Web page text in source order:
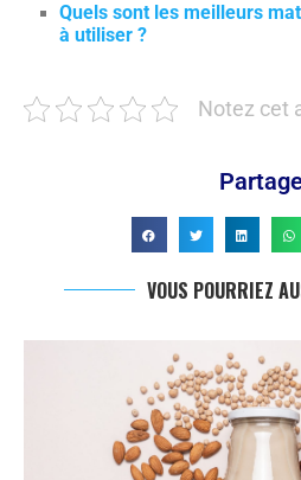
Quels sont les meilleurs
à utiliser ?
Notez cet
VOUS POURRIEZ